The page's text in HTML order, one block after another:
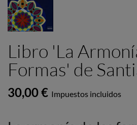
Libro 'La
Formas' de
30,00 € Impuestos incluidos